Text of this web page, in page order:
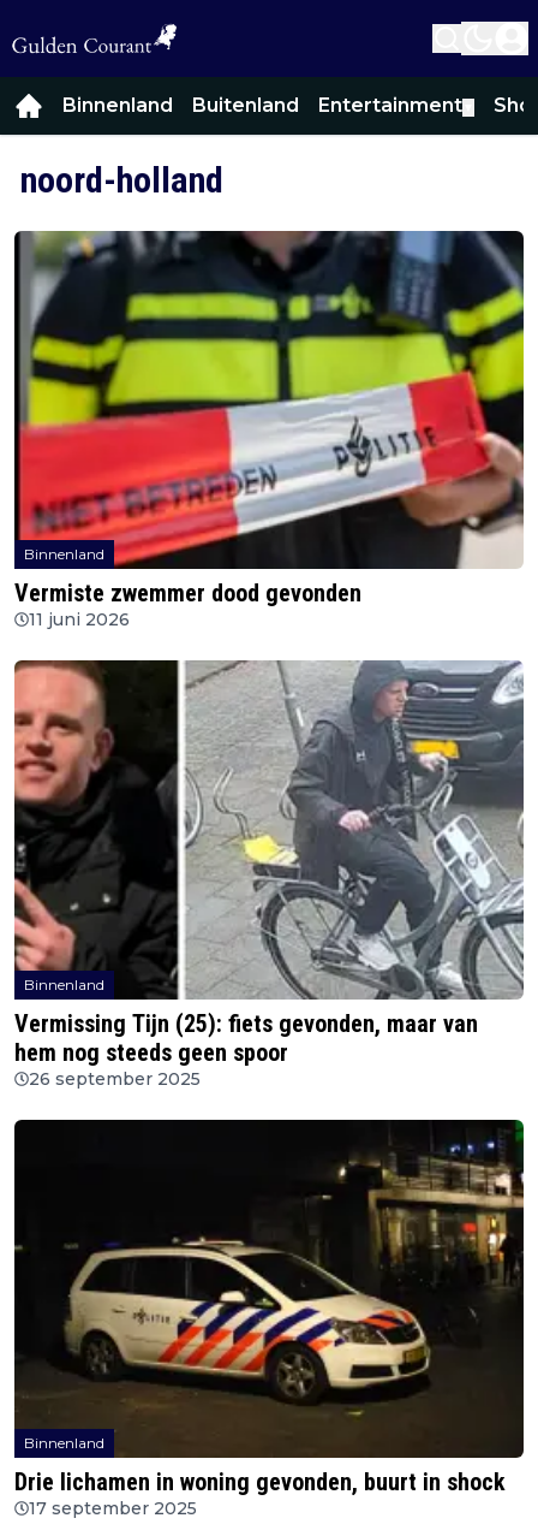
Binnenland Buitenland Entertainment
noord-holland
Binnenland
Vermiste zwemmer dood gevonden
11 juni 2026
Binnenland
Vermissing Tijn (25): fiets gevonden, maar van
hem nog steeds geen spoor
26 september 2025
Binnenland
Drie lichamen in woning gevonden, buurt in shock
17 september 2025